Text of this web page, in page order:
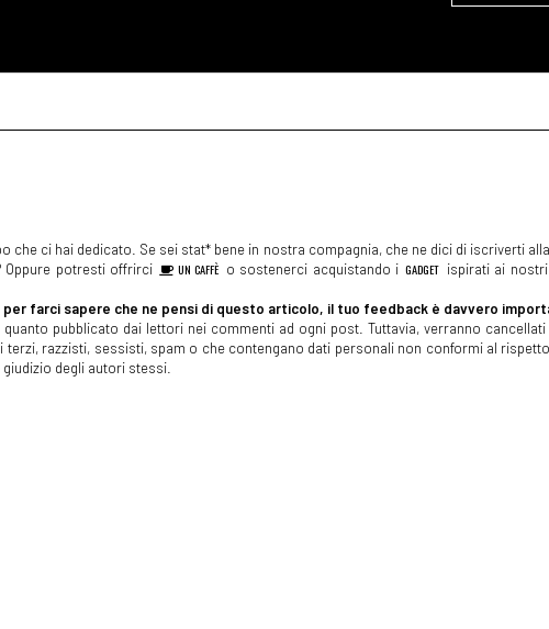
che ci hai dedicato. Se sei stat* bene in nostra compagnia, che ne dici di iscriverti alla
Oppure potresti offrirci
UN CAFFÈ o sostenerci acquistando i GADGET ispirati ai
farci sapere che ne pensi di questo articolo, il tuo feedback è davvero
pubblicato dai lettori nei commenti ad ogni post. Tuttavia, verranno
terzi, razzisti, sessisti, spam o che contengano dati personali non conformi al
degli autori stessi.